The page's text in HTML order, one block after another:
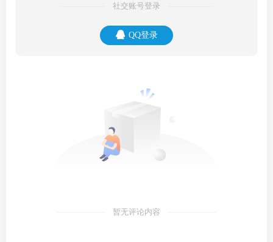
社交账号登录
QQ登录
暂无评论内容